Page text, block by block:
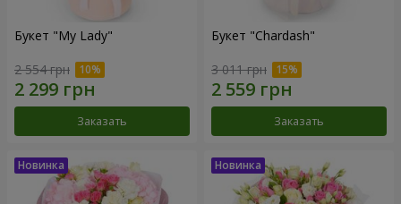
Букет "My Lady"
2 554 грн
Заказать
Букет "Chardash"
3 011 грн
Заказать